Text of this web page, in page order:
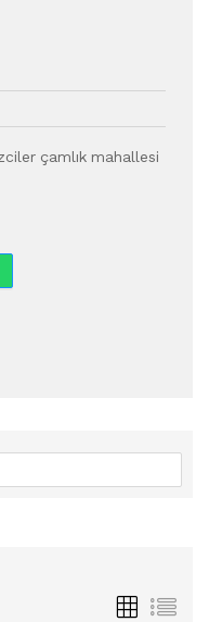
çamlık mahallesi